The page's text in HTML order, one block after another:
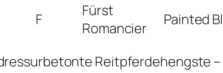
F
Fürst
Romancier
Painted
Reitpferdehengste